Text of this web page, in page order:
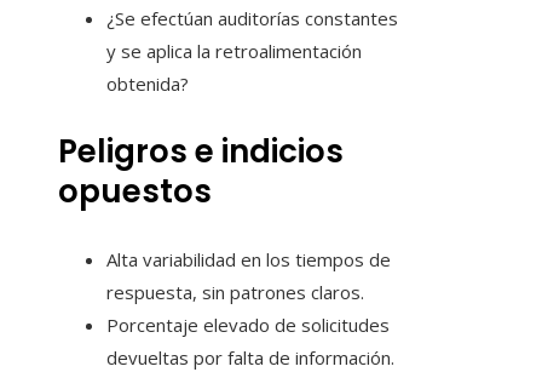
¿Se efectúan auditorías constantes
y se aplica la retroalimentación
obtenida?
Peligros e indicios
opuestos
Alta variabilidad en los tiempos de
respuesta, sin patrones claros.
Porcentaje elevado de solicitudes
devueltas por falta de información.